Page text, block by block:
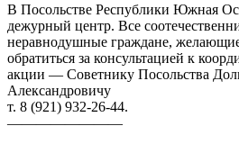
В Посольстве Республики Южная
дежурный центр. Все
неравнодушные граждане,
обратиться за консультацией к
акции — Советнику Посольства
Александровичу
т. 8 (921) 932-26-44.
————————